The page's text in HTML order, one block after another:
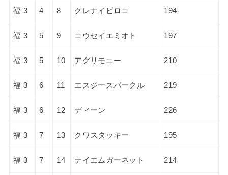
福 3 4 8 クレナイピロコ 194
福 3 5 9 コウセイエミオト 197
福 3 5 10 アグリモニー 210
福 3 6 11 エスジースパークル 219
福 3 6 12 ディーン 226
福 3 7 13 クワスタッキー 195
福 3 7 14 テイエムガーネット 214